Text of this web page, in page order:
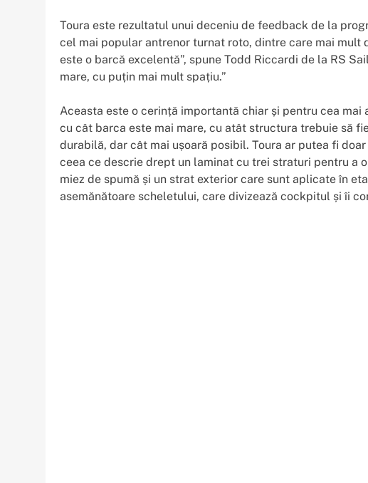
Toura este rezultatul unui deceniu de feedback de la
cel mai popular antrenor turnat roto, dintre care mai mult
este o barcă excelentă”, spune Todd Riccardi de la RS
mare, cu puțin mai mult spațiu.”
Aceasta este o cerință importantă chiar și pentru cea
cu cât barca este mai mare, cu atât structura trebuie să
durabilă, dar cât mai ușoară posibil. Toura ar putea fi
ceea ce descrie drept un laminat cu trei straturi pentru a
miez de spumă și un strat exterior care sunt aplicate în
asemănătoare scheletului, care divizează cockpitul și îi